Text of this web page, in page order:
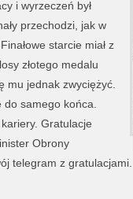
i wyrzeczeń był
przechodzi, jak w
starcie miał z
złotego medalu
mu jednak zwyciężyć.
do samego końca.
Gratulacje
Obrony
telegram z gratulacjami.